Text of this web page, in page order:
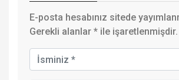
E-posta hesabınız sitede
Gerekli alanlar * ile işaretlenmişdir.